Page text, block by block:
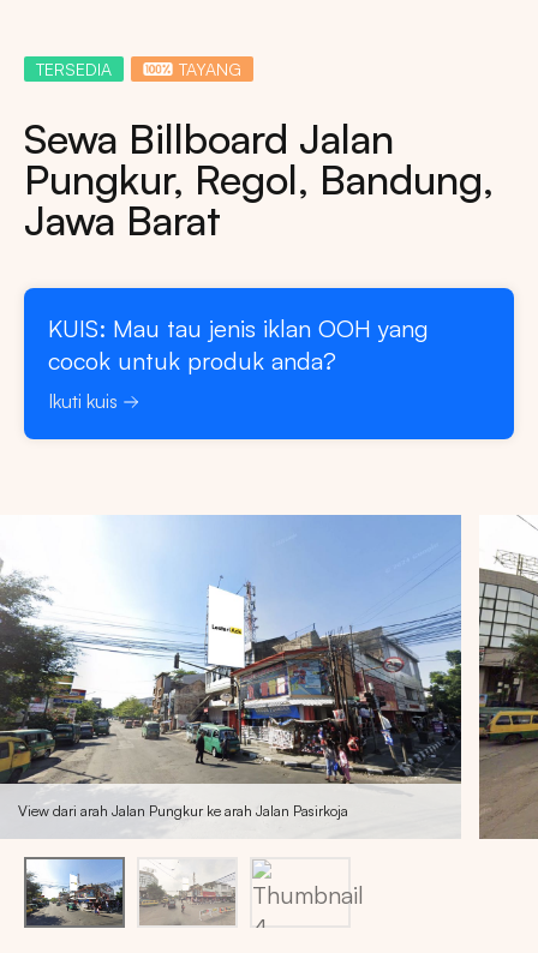
TERSEDIA TAYANG
Sewa Billboard Jalan
Pungkur, Regol, Bandung,
Jawa Barat
KUIS: Mau tau jenis iklan OOH yang
cocok untuk produk anda?
Ikuti kuis
View dari arah Jalan Pungkur ke arah Jalan Pasirkoja